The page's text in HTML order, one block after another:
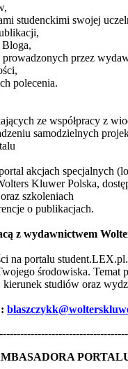
studenckimi swojej
przez
polecenia.
ze współpracy z
samodzielnych
akcjach specjalnych
Kluwer Polska,
szkoleniach
o publikacjach.
z wydawnictwem
na portalu
środowiska. Temat
studiów oraz